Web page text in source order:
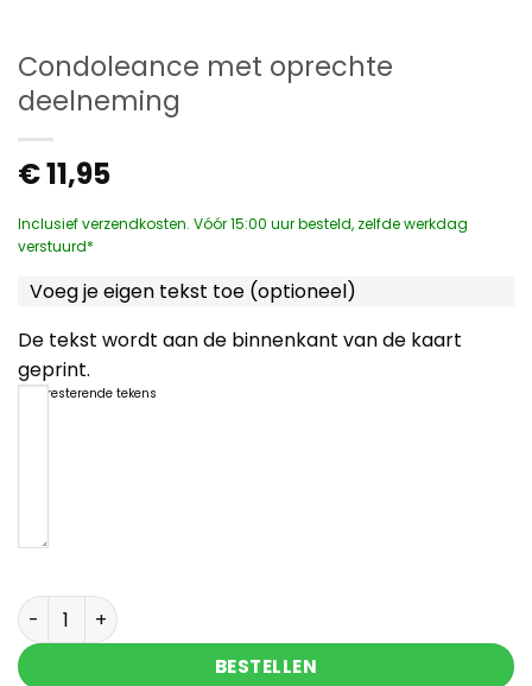
Condoleance met oprechte
deelneming
€11,95
Inclusief verzendkosten. Vóór 15:00 uur besteld, zelfde werkdag
verstuurd*
Voeg je eigen tekst toe (optioneel)
De tekst wordt aan de binnenkant van de kaart
geprint.
resterende tekens
Condoleance met oprechte deelneming aantal
BESTELLEN